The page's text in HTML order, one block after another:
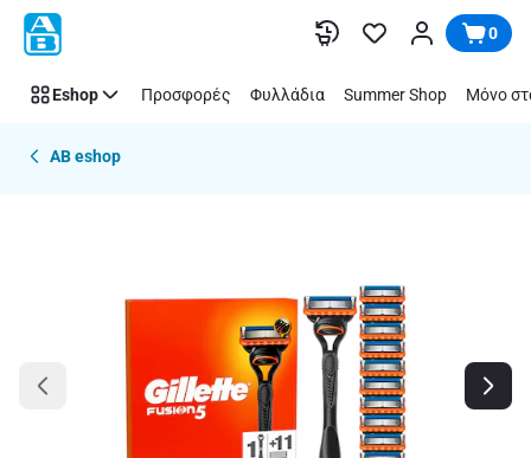
Παράλειψη 0
Eshop Προσφορές Φυλλάδια Summer Shop Μόνο
AB eshop